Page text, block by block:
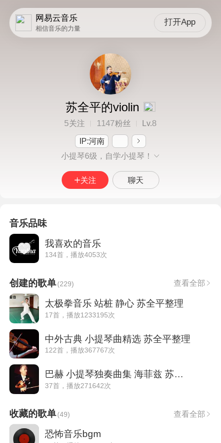
网易云音乐
相信音乐的力量
打开App
苏全平的violin
5关注 1147粉丝 Lv.8
IP:河南
小提琴6级，自学小提琴！
关注 聊天
音乐品味
我喜欢的音乐
134首，播放4053次
创建的歌单(229) 查看全部
太极拳音乐 站桩 静心 苏全平整理
17首，播放1233195次
中外古典 小提琴曲精选 苏全平整理
122首，播放367767次
巴赫 小提琴独奏曲集 海菲兹 苏全平整理
37首，播放271642次
收藏的歌单(49) 查看全部
恐怖音乐bgm